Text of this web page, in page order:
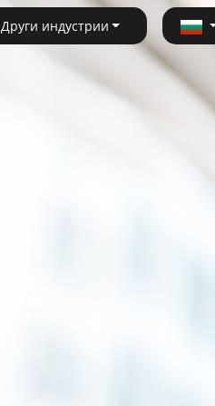
Други индустрии